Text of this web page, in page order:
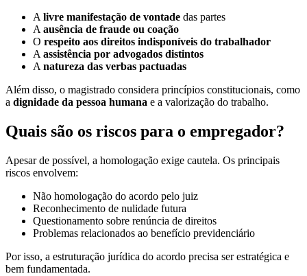
A livre manifestação de vontade das partes
A ausência de fraude ou coação
O respeito aos direitos indisponíveis do trabalhador
A assistência por advogados distintos
A natureza das verbas pactuadas
Além disso, o magistrado considera princípios constitucionais, como
a dignidade da pessoa humana e a valorização do trabalho.
Quais são os riscos para o empregador?
Apesar de possível, a homologação exige cautela. Os principais
riscos envolvem:
Não homologação do acordo pelo juiz
Reconhecimento de nulidade futura
Questionamento sobre renúncia de direitos
Problemas relacionados ao benefício previdenciário
Por isso, a estruturação jurídica do acordo precisa ser estratégica e
bem fundamentada.